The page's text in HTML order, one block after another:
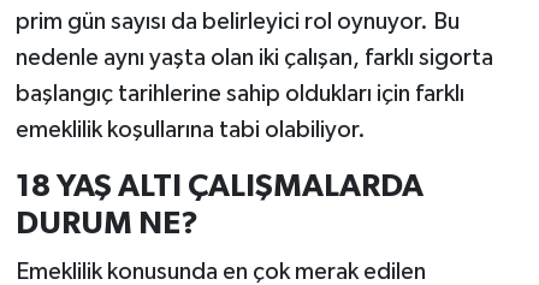
prim gün sayısı da belirleyici rol oynuyor. Bu
nedenle aynı yaşta olan iki çalışan, farklı sigorta
başlangıç tarihlerine sahip oldukları için farklı
emeklilik koşullarına tabi olabiliyor.
18 YAŞ ALTI ÇALIŞMALARDA
DURUM NE?
Emeklilik konusunda en çok merak edilen